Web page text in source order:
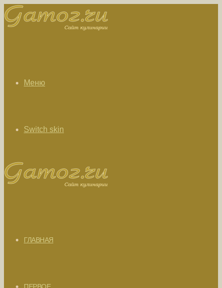
Меню
Switch skin
ГЛАВНАЯ